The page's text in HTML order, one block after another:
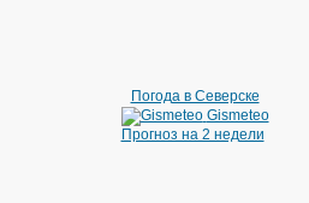
Погода в Северске
Gismeteo
Прогноз на 2 недели